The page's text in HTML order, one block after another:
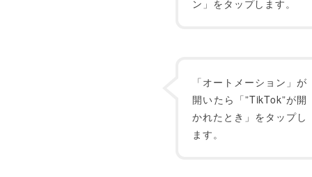
ン」をタップします。
「オートメーション」が
開いたら「”TikTok”が開
かれたとき」をタップし
ます。